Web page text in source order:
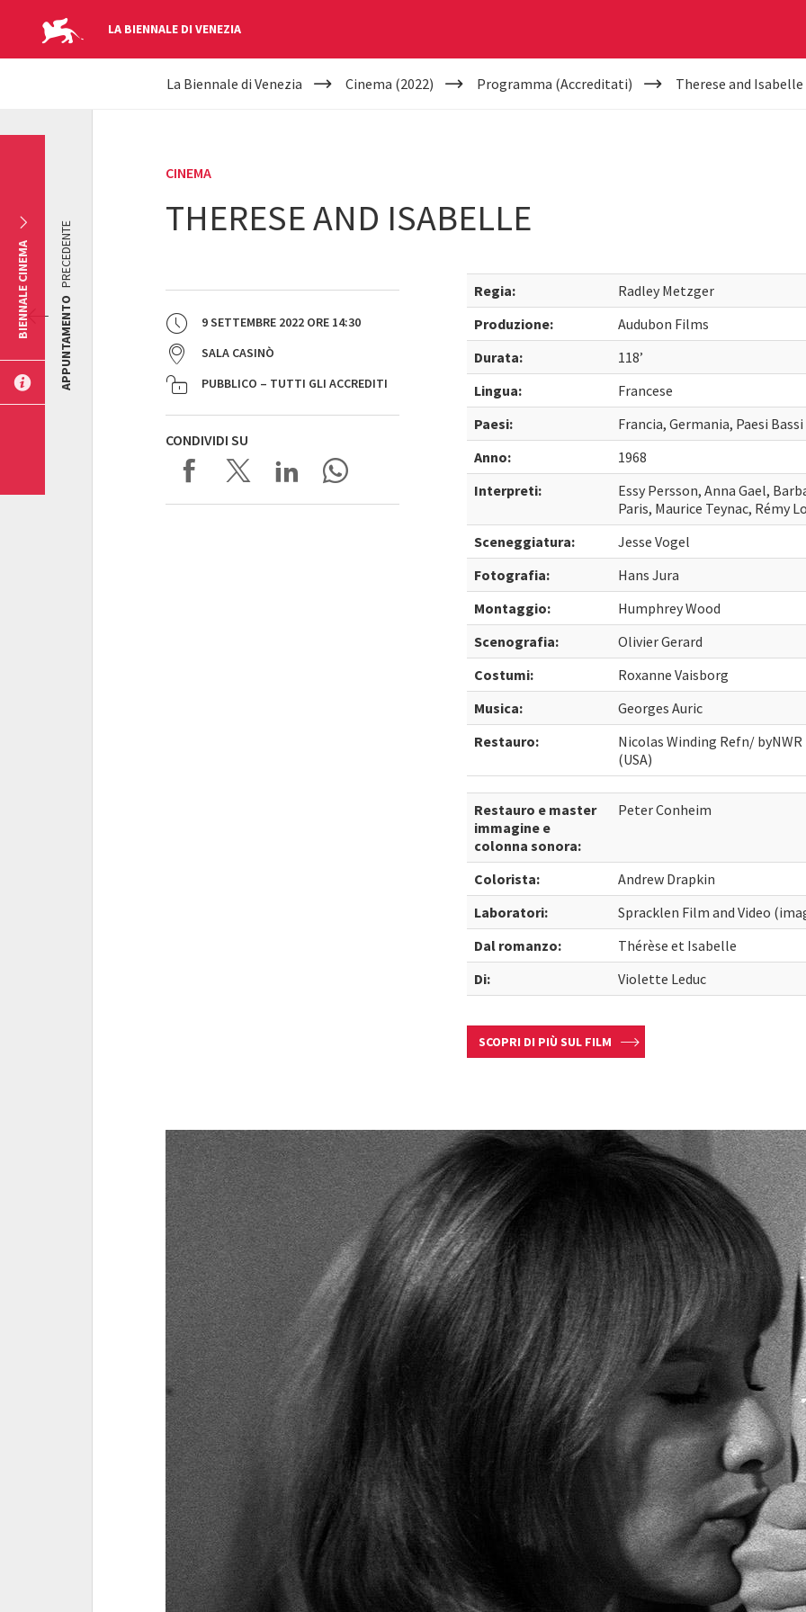
LA BIENNALE DI VENEZIA
YOUR
La Biennale di Venezia Cinema (2022) Programma (Accreditati) Therese and Isabelle
CINEMA
THERESE AND ISABELLE
9 SETTEMBRE 2022 ORE 14:30
SALA CASINÒ
PUBBLICO – TUTTI GLI ACCREDITI
CONDIVIDI SU
Regia:
Radley Metzger
Produzione:
Audubon Films
Durata:
118’
Lingua:
Francese
Paesi:
Francia, Germania, Paesi Bassi
Anno:
1968
Interpreti:
Essy Persson, Anna Gael,
Paris, Maurice Teynac, Rémy
Sceneggiatura:
Jesse Vogel
Fotografia:
Hans Jura
Montaggio:
Humphrey Wood
Scenografia:
Olivier Gerard
Costumi:
Roxanne Vaisborg
Musica:
Georges Auric
Restauro:
Nicolas Winding Refn/
(USA)
Restauro e master
immagine e
colonna sonora:
Peter Conheim
Colorista:
Andrew Drapkin
Laboratori:
Spracklen Film and Video
Dal romanzo:
Thérèse et Isabelle
Di:
Violette Leduc
SCOPRI DI PIÙ SUL FILM
APPUNTAMENTO
PRECEDENTE
BIENNALE CINEMA